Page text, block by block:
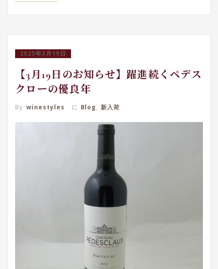
2025年3月19日
【3月19日のお知らせ】躍進続くペデス
クローの優良年
By winestyles に Blog, 新入荷